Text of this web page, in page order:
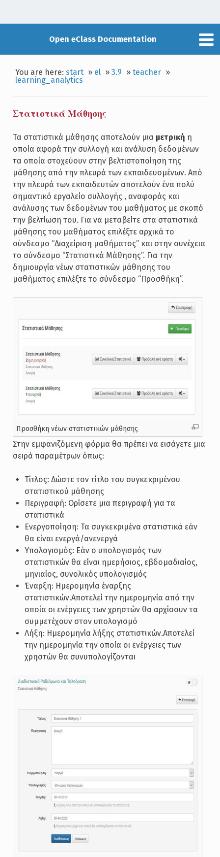
Open eClass Documentation
You are here:start » el »3.9 »teacher »
learning_analytics
Στατιστικά Μάθησης
Τα στατιστικά μάθησης αποτελούν μια μετρική η
οποία αφορά την συλλογή και ανάλυση δεδομένων
τα οποία στοχεύουν στην βελτιστοποίηση της
μάθησης από την πλευρά των εκπαιδευομένων. Από
την πλευρά των εκπαιδευτών αποτελούν ένα πολύ
σημαντικό εργαλείο συλλογής , αναφοράς και
ανάλυσης των δεδομένων του μαθήματος με σκοπό
την βελτίωση του. Για να μεταβείτε στα στατιστικά
μάθησης του μαθήματος επιλέξτε αρχικά το
σύνδεσμο “Διαχείριση μαθήματος” και στην συνέχεια
το σύνδεσμο “Στατιστικά Μάθησης”. Για την
δημιουργία νέων στατιστικών μάθησης του
μαθήματος επιλέξτε το σύνδεσμο “Προσθήκη”.
Προσθήκη νέων στατιστικών μάθησης
Στην εμφανιζόμενη φόρμα θα πρέπει να εισάγετε μια
σειρά παραμέτρων όπως:
Τίτλος: Δώστε τον τίτλο του συγκεκριμένου
στατιστικού μάθησης
Περιγραφή: Ορίσετε μια περιγραφή για τα
στατιστικά
Ενεργοποίηση: Τα συγκεκριμένα στατιστικά εάν
θα είναι ενεργά/ανενεργά
Υπολογισμός: Εάν ο υπολογισμός των
στατιστικών θα είναι ημερήσιος, εβδομαδιαίος,
μηνιαίος, συνολικός υπολογισμός
Έναρξη: Ημερομηνία έναρξης
στατιστικών.Αποτελεί την ημερομηνία από την
οποία οι ενέργειες των χρηστών θα αρχίσουν τα
συμμετέχουν στον υπολογισμό
Λήξη: Ημερομηνία λήξης στατιστικών.Αποτελεί
την ημερομηνία την οποία οι ενέργειες των
χρηστών θα συνυπολογίζονται